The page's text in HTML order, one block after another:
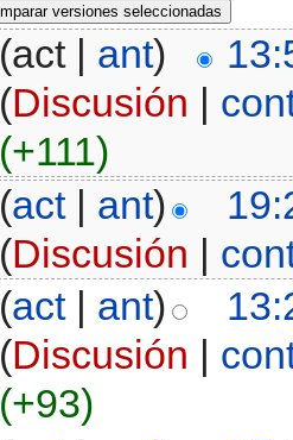
(act | ant)
(Discusión |
(+111)
(act| ant)
(Discusión |
(act| ant)
(Discusión |
(+93)